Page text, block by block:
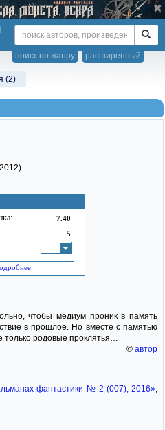
расширенный
поиск по жанру
(2)
7.40
5
-
чтобы медиум проник в память
в прошлое. Но вместе с памятью
родовые проклятья…
© автор
фантастики № 2 (007), 2016»